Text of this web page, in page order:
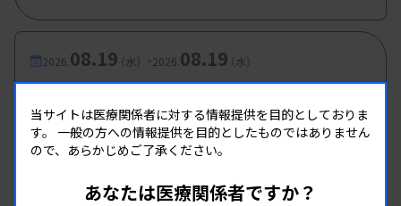
2026. 08.19（水） -2026. 08.19（水）
第2回 県南地区研修会
主催 :熊本県臨床検査技師会
開催場所 : WEB
当サイトは医療関係者に対する情報提供を目的としておりま
す。 一般の方への情報提供を目的としたものではありません
ので、あらかじめご了承ください。
あなたは医療関係者ですか？